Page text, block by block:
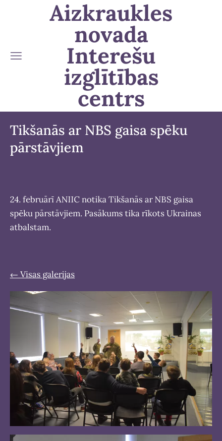
Aizkraukles
novada
Interešu
izglītības
centrs
Tikšanās ar NBS gaisa spēku
pārstāvjiem
24. februārī ANIIC notika Tikšanās ar NBS gaisa
spēku pārstāvjiem. Pasākums tika rīkots Ukrainas
atbalstam.
Visas galerijas